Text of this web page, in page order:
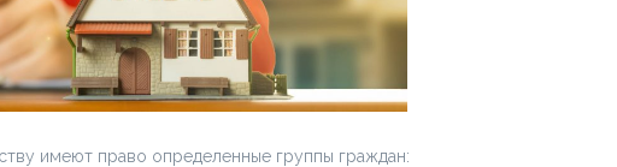
имеют право определенные группы граждан: